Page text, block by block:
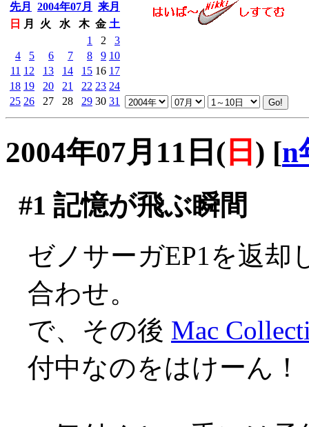
先月 2004年07月
来月
日
月 火 水 木 金 土
1
2
3
4
5 6 7 8 9 10
11 12 13 14 15 16 17
18 19 20 21 22 23 24
25 26 27 28 29 30 31
2004年07月11日( 日 ) [n
#1 記憶が飛ぶ瞬間
ゼノサーガEP1を返
合わせ。
で、その後 Mac
付中なのをはけーん！